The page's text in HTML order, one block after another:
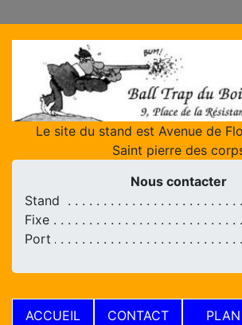
Le site du stand est Avenue de
Saint pierre des
Nous contacter
Stand
Fixe
Port
ACCUEIL CONTACT PLAN